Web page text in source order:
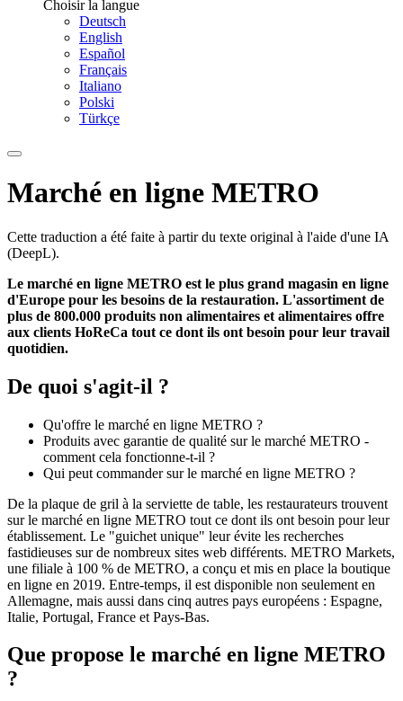
Choisir la langue
Deutsch
English
Español
Français
Italiano
Polski
Türkçe
Marché en ligne METRO
Cette traduction a été faite à partir du texte original à l'aide d'une IA
(DeepL).
Le marché en ligne METRO est le plus grand magasin en ligne
d'Europe pour les besoins de la restauration. L'assortiment de
plus de 800.000 produits non alimentaires et alimentaires offre
aux clients HoReCa tout ce dont ils ont besoin pour leur travail
quotidien.
De quoi s'agit-il ?
Qu'offre le marché en ligne METRO ?
Produits avec garantie de qualité sur le marché METRO -
comment cela fonctionne-t-il ?
Qui peut commander sur le marché en ligne METRO ?
De la plaque de gril à la serviette de table, les restaurateurs trouvent
sur le marché en ligne METRO tout ce dont ils ont besoin pour leur
établissement. Le "guichet unique" leur évite les recherches
fastidieuses sur de nombreux sites web différents. METRO Markets,
une filiale à 100 % de METRO, a conçu et mis en place la boutique
en ligne en 2019. Entre-temps, il est disponible non seulement en
Allemagne, mais aussi dans cinq autres pays européens : Espagne,
Italie, Portugal, France et Pays-Bas.
Que propose le marché en ligne METRO
?